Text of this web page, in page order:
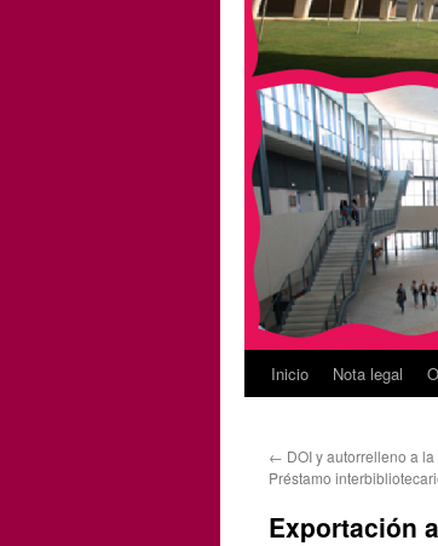
Inicio Nota legal
← DOI y autorrelleno a
Préstamo
Exportación